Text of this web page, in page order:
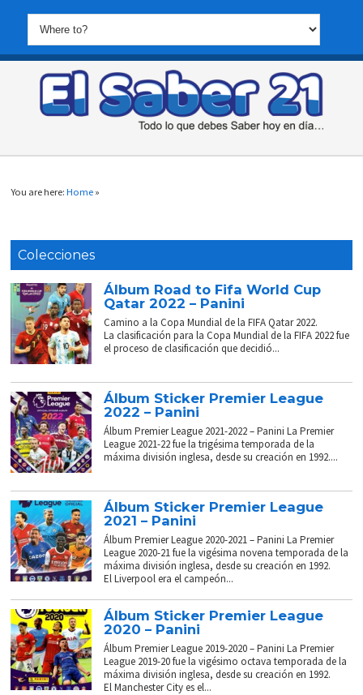
You are here:Home »
Colecciones
Álbum Road to Fifa World Cup
Qatar 2022 – Panini
Camino a la Copa Mundial de la FIFA Qatar 2022.
La clasificación para la Copa Mundial de la FIFA 2022 fue
el proceso de clasificación que decidió...
Álbum Sticker Premier League
2022 – Panini
Álbum Premier League 2021-2022 – Panini La Premier
League 2021-22 fue la trigésima temporada de la
máxima división inglesa, desde su creación en 1992....
Álbum Sticker Premier League
2021 – Panini
Álbum Premier League 2020-2021 – Panini La Premier
League 2020-21 fue la vigésima novena temporada de la
máxima división inglesa, desde su creación en 1992.
El Liverpool era el campeón...
Álbum Sticker Premier League
2020 – Panini
Álbum Premier League 2019-2020 – Panini La Premier
League 2019-20 fue la vigésimo octava temporada de la
máxima división inglesa, desde su creación en 1992.
El Manchester City es el...